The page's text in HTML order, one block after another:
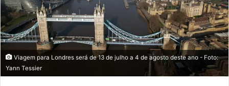
Viagem para Londres será de 13 de julho a 4 de agosto deste ano - Foto:
Yann Tessier